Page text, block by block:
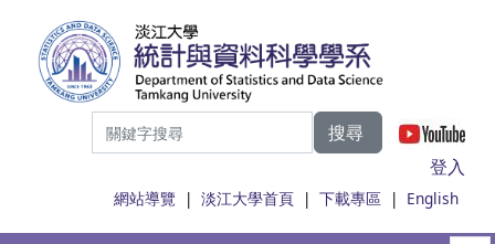
搜尋
登入
網站導覽 |淡江大學首頁 |下載專區 | English